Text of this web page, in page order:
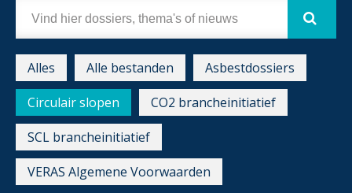
Alles Alle bestanden
Asbestdossiers
Circulair slopen
CO2 brancheinitiatief
SCL brancheinitiatief
VERAS Algemene Voorwaarden